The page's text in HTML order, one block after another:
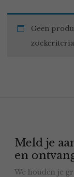
Geen
Meld je
en
We houden je